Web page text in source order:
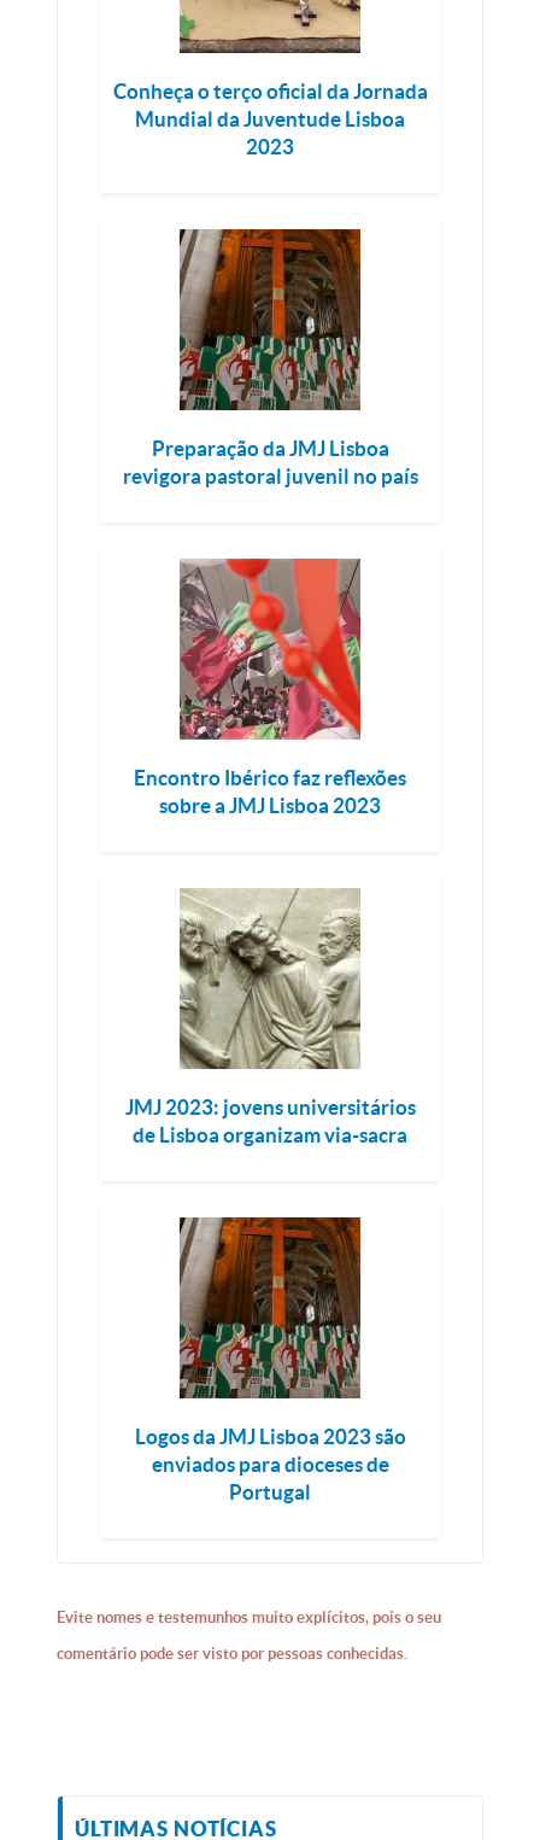
Conheça o terço oficial da Jornada
Mundial da Juventude Lisboa
2023
Preparação da JMJ Lisboa
revigora pastoral juvenil no país
Encontro Ibérico faz reflexões
sobre a JMJ Lisboa 2023
JMJ 2023: jovens universitários
de Lisboa organizam via-sacra
Logos da JMJ Lisboa 2023 são
enviados para dioceses de
Portugal
Evite nomes e testemunhos muito explícitos, pois o seu
comentário pode ser visto por pessoas conhecidas.
ÚLTIMAS NOTÍCIAS